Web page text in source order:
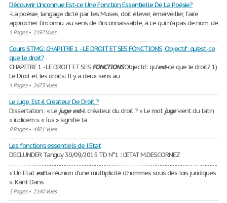
Découvrir L'inconnue Est-ce Une Fonction Essentielle De La Poésie?
-La poésie, langage dicté par les Muses, doit élever, émerveiller, faire
approcher l'inconnu, au sens de l'inconnaissable, à ce qui n'a pas de nom, de
1 Pages• 2197 Vues
Cours STMG: CHAPITRE 1 - LE DROIT ET SES FONCTIONS, Objectif: qu'est-ce
que le droit?
CHAPITRE 1 - LE DROIT ET SES FONCTIONSObjectif: qu'est-ce que le droit? 1)
Le Droit et les droits: Il y a deux sens au
1 Pages• 2673 Vues
Le Juge, Est-il Createur De Droit ?
Dissertation : « Le juge est-il créateur du droit ? » Le motjugevient du latin
« iudicem ». « Ius » signifie la
8 Pages• 4921 Vues
Les fonctions essentiels de l'Etat
DECLUNDER Tanguy 30/09/2015 TD N°1 : L’ETAT M.DESCORNEZ
« Un Etatestla réunion d'une multiplicité d'hommes sous des lois juridiques
». Kant Dans
5 Pages• 2140 Vues